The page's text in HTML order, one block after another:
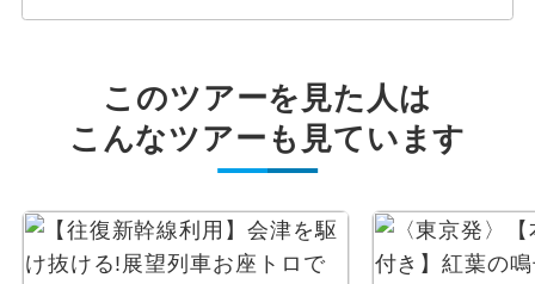
このツアーを見た人は
こんなツアーも見ています